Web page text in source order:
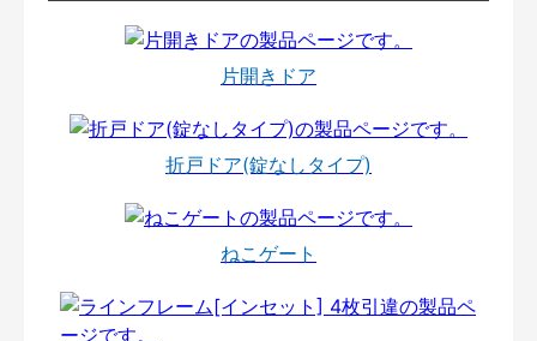
片開きドア
折戸ドア(錠なしタイプ)
ねこゲート